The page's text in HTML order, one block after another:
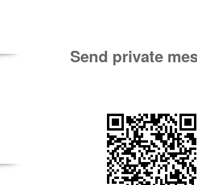
Send private